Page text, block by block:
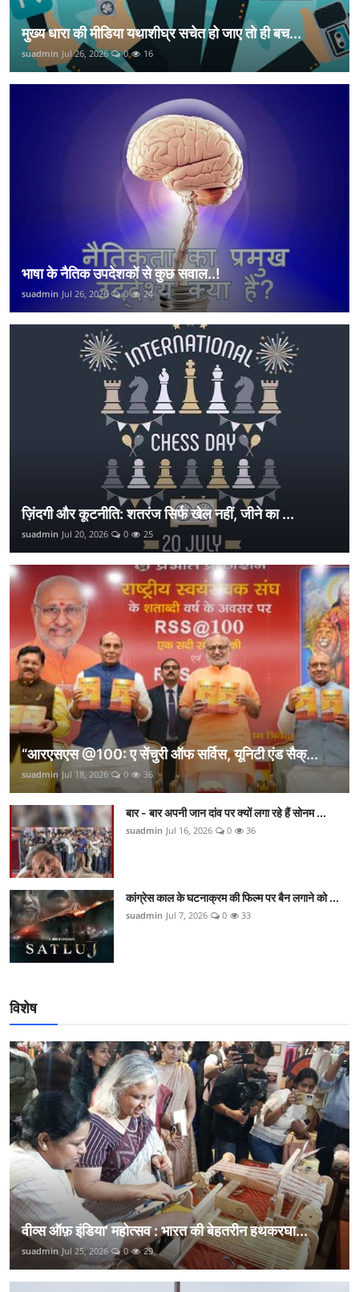
मुख्य धारा की मीडिया यथाशीघ्र सचेत हो जाए तो ही बच...
suadmin Jul 26, 2026 0 16
भाषा के नैतिक उपदेशकों से कुछ सवाल..!
suadmin Jul 26, 2026 0 24
ज़िंदगी और कूटनीति: शतरंज सिर्फ खेल नहीं, जीने का ...
suadmin Jul 20, 2026 0 25
“आरएसएस @100: ए सेंचुरी ऑफ सर्विस, यूनिटी एंड सैक्...
suadmin Jul 18, 2026 0 36
बार - बार अपनी जान दांव पर क्यों लगा रहे हैं सोनम ...
suadmin Jul 16, 2026 0 36
कांग्रेस काल के घटनाक्रम की फिल्म पर बैन लगाने को ...
suadmin Jul 7, 2026 0 33
विशेष
वीव्स ऑफ़ इंडिया' महोत्सव : भारत की बेहतरीन हथकरघा...
suadmin Jul 25, 2026 0 29